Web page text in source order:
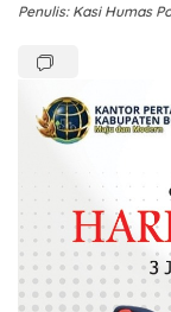
Penulis: Kasi Humas